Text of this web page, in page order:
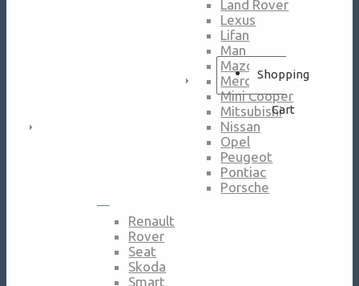
Shopping
Cart
Land Rover
Lexus
Lifan
Man
Mazda
Mercedes
Mini Cooper
Mitsubishi
Nissan
Opel
Peugeot
Pontiac
Porsche
—
Renault
Rover
Seat
Skoda
Smart